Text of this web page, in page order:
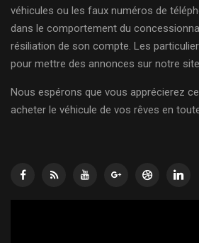
véhicules ou les faux numéros de
dans le comportement du
résiliation de son compte. Les
pour mettre des annonces sur notre site.
Nous espérons que vous apprécierez
acheter le véhicule de vos rêves en